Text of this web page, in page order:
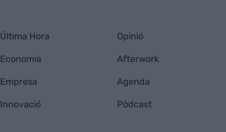
Última Hora
Economia
Empresa
Innovació
Opinió
Afterwork
Agenda
Pòdcast